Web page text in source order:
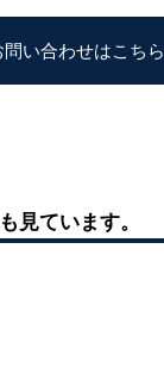
問い合わせはこちら
見ています。